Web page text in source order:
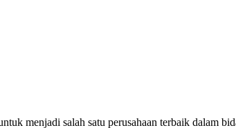
menjadi salah satu perusahaan terbaik dalam